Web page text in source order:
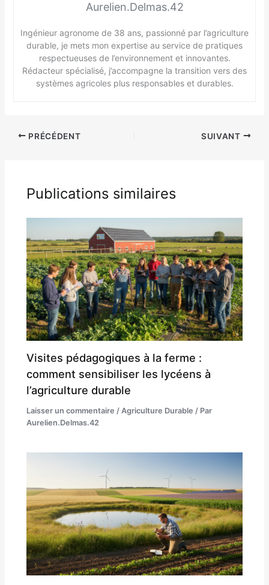
Aurelien.Delmas.42
Ingénieur agronome de 38 ans, passionné par l’agriculture
durable, je mets mon expertise au service de pratiques
respectueuses de l’environnement et innovantes.
Rédacteur spécialisé, j’accompagne la transition vers des
systèmes agricoles plus responsables et durables.
PRÉCÉDENT SUIVANT
Publications similaires
Visites pédagogiques à la ferme :
comment sensibiliser les lycéens à
l’agriculture durable
Laisser un commentaire / Agriculture Durable / Par
Aurelien.Delmas.42